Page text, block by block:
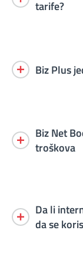
tarife?
Biz Plus
Biz Net
troškova
Da li
da se